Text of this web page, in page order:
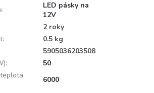
:
LED pásky na
12V
2 roky
:
0.5 kg
5905036203508
:
50
6000